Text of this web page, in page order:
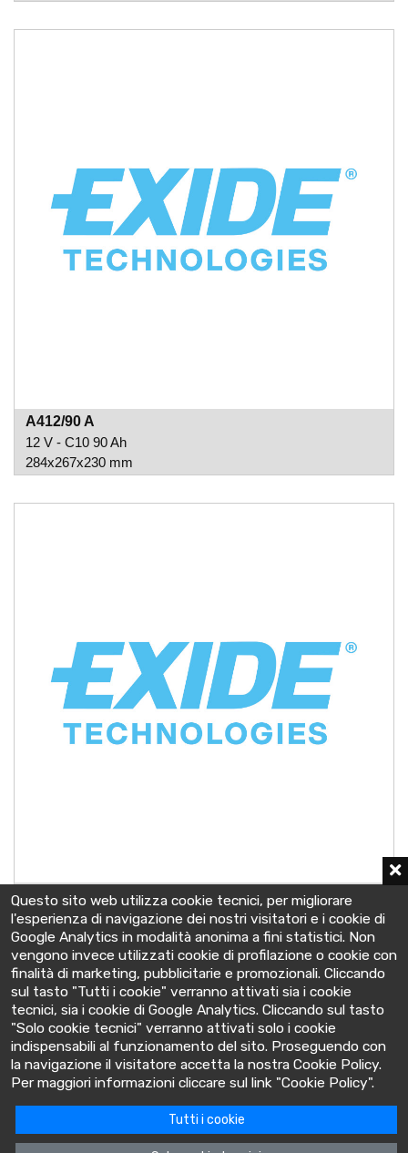
A412/90 A
12 V - C10 90 Ah
284x267x230 mm
A412/120 A V0
12 V - C10 120 Ah
513x223x223 mm
BatteryClinic
Via Cooperativa lime, 14 - 10095 - Grugliasco (TO) Italia
P.IVA: 10618480015
Questo sito web utilizza cookie tecnici, per migliorare
l'esperienza di navigazione dei nostri visitatori e i cookie di
Google Analytics in modalità anonima a fini statistici. Non
vengono invece utilizzati cookie di profilazione o cookie con
finalità di marketing, pubblicitarie e promozionali. Cliccando
sul tasto "Tutti i cookie" verranno attivati sia i cookie
tecnici, sia i cookie di Google Analytics. Cliccando sul tasto
"Solo cookie tecnici" verranno attivati solo i cookie
indispensabili al funzionamento del sito. Proseguendo con
la navigazione il visitatore accetta la nostra Cookie Policy.
Per maggiori informazioni cliccare sul link "Cookie Policy".
Tutti i cookie